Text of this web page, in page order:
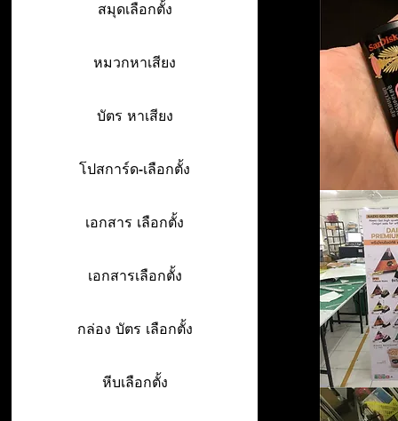
สมุดเลือกตั้ง
หมวกหาเสียง
บัตร หาเสียง
โปสการ์ด-เลือกตั้ง
เอกสาร เลือกตั้ง
เอกสารเลือกตั้ง
กล่อง บัตร เลือกตั้ง
หีบเลือกตั้ง